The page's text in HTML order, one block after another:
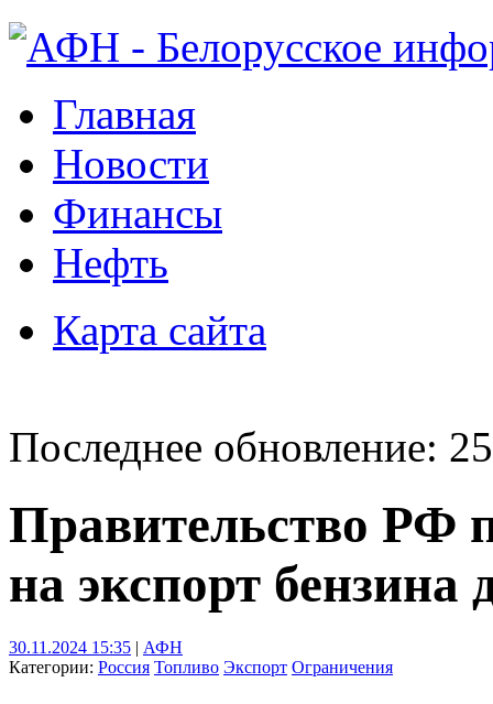
Главная
Новости
Финансы
Нефть
Карта сайта
Последнее обновление:
Правительство РФ
на экспорт бензина
30.11.2024 15:35 | АФН
Категории: Россия Топливо Экспорт Ограничения